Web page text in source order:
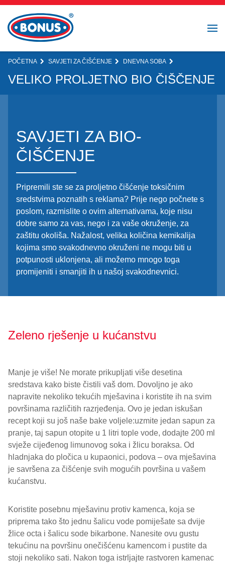
POČETNA SAVJETI ZA ČIŠĆENJE DNEVNA SOBA
VELIKO PROLJETNO BIO ČIŠČENJE
SAVJETI ZA BIO-
ČIŠĆENJE
Pripremili ste se za proljetno čišćenje toksičnim
sredstvima poznatih s reklama? Prije nego počnete s
poslom, razmislite o ovim alternativama, koje nisu
dobre samo za vas, nego i za vaše okruženje, za
zaštitu okoliša. Nažalost, velika količina kemikalija
kojima smo svakodnevno okruženi ne mogu biti u
potpunosti uklonjena, ali možemo mnogo toga
promijeniti i smanjiti ih u našoj svakodnevnici.
Zeleno rješenje u kućanstvu
Manje je više! Ne morate prikupljati više desetina
sredstava kako biste čistili vaš dom. Dovoljno je ako
napravite nekoliko tekućih mješavina i koristite ih na svim
površinama različitih razrjeđenja. Ovo je jedan iskušan
recept koji su još naše bake voljele:uzmite jedan sapun za
pranje, taj sapun otopite u 1 litri tople vode, dodajte 200 ml
svježe cijeđenog limunovog soka i žlicu boraksa. Od
hladnjaka do pločica u kupaonici, podova – ova mješavina
je savršena za čišćenje svih mogućih površina u vašem
kućanstvu.
Koristite posebnu mješavinu protiv kamenca, koja se
priprema tako što jednu šalicu vode pomiješate sa dvije
žlice octa i šalicu sode bikarbone. Nanesite ovu gustu
tekućinu na površinu onečišćenu kamencom i pustite da
stoji nekoliko sati. Nakon toga istrljajte rastvoren kamenac